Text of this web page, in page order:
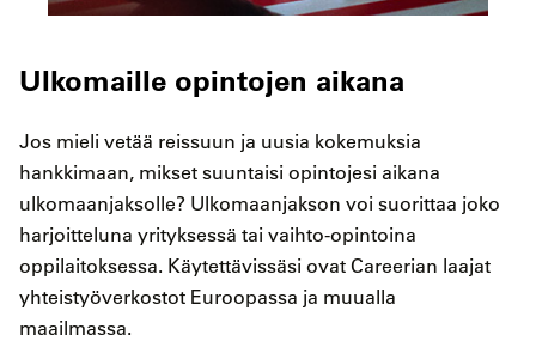
Ulkomaille opintojen aikana
Jos mieli vetää reissuun ja uusia kokemuksia
hankkimaan, mikset suuntaisi opintojesi aikana
ulkomaanjaksolle? Ulkomaanjakson voi suorittaa joko
harjoitteluna yrityksessä tai vaihto-opintoina
oppilaitoksessa. Käytettävissäsi ovat Careerian laajat
yhteistyöverkostot Euroopassa ja muualla
maailmassa.